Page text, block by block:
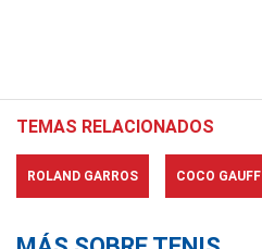
TEMAS RELACIONADOS
ROLAND GARROS COCO GAUFF